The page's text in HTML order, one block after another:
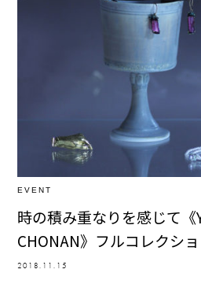
EVENT
時の積み重なりを感じて《
CHONAN》フルコレクシ
2018.11.15